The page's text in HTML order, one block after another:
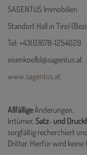
SAGENTUS Immobilien
Standort Hall in Tirol
Tel: +43(0)678-1254029
eisenkoelbl@sagentus.at
www.sagentus.at
AllfälligeÄnderungen,
Irrtümer, Satz- und
sorgfältig recherchiert
Dritter. Hierfür wird